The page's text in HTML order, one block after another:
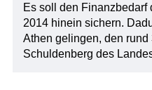
Es soll den
2014 hinein sichern.
Athen gelingen, den
Schuldenberg des